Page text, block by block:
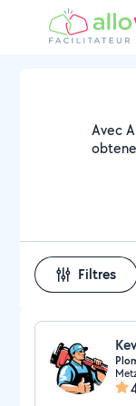
Avec
Filtres